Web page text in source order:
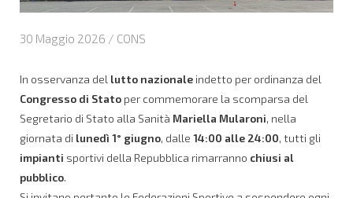
30 Maggio 2026 / CONS
In osservanza del lutto nazionale indetto per ordinanza del
Congresso di Stato per commemorare la scomparsa del
Segretario di Stato alla Sanità Mariella Mularoni, nella
giornata di lunedì 1° giugno, dalle 14:00 alle 24:00, tutti gli
impianti sportivi della Repubblica rimarranno chiusi al
pubblico.